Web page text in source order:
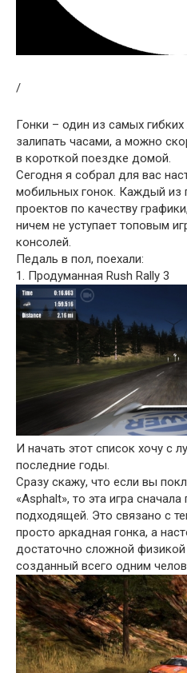
/
Гонки – один из самых
залипать часами, а можно
в короткой поездке домой.
Сегодня я собрал для вас
мобильных гонок. Каждый из
проектов по качеству
ничем не уступает топовым
консолей.
Педаль в пол, поехали:
1. Продуманная Rush Rally 3
И начать этот список хочу с
последние годы.
Сразу скажу, что если вы
«Asphalt», то эта игра
подходящей. Это связано с
просто аркадная гонка, а
достаточно сложной
созданный всего одним